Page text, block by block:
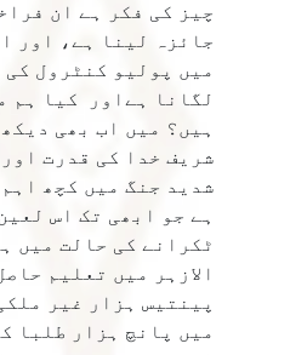
چیز کی فکر ہے ان
جائزہ لینا ہے، اور
میں پولیو کنٹرول
لگانا ہےاور کیا ہم
ہیں؟ میں اب بھی دیکھ
شریف خدا کی قدرت
شدید جنگ میں کچھ
ہے جو ابھی تک اس
ٹکرانے کی حالت میں
الازہر میں تعلیم
پینتیس ہزار غیر
میں پانچ ہزار طلبا